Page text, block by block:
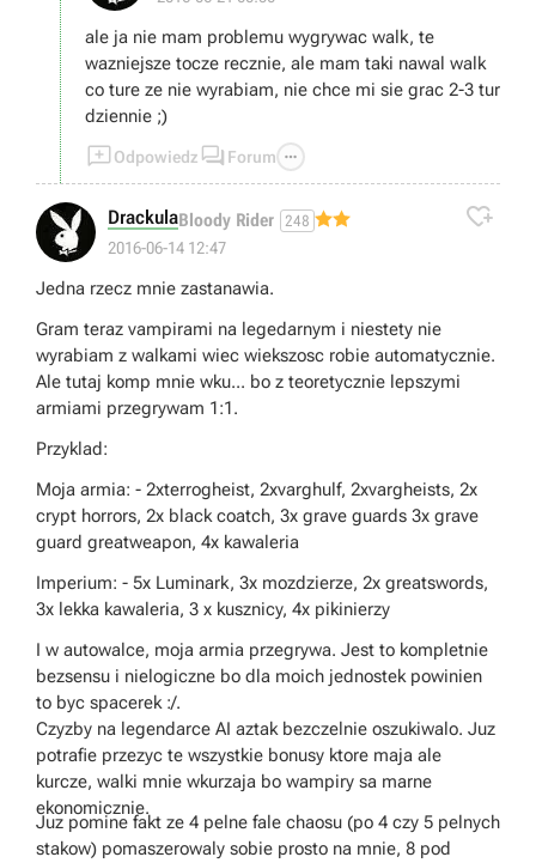
ale ja nie mam problemu wygrywac walk, te
wazniejsze tocze recznie, ale mam taki nawal walk
co ture ze nie wyrabiam, nie chce mi sie grac 2-3 tur
dziennie ;)
Odpowiedz  Forum 
DrackulaBloody Rider 248
2016-06-14 12:47

Jedna rzecz mnie zastanawia.
Gram teraz vampirami na legedarnym i niestety nie
wyrabiam z walkami wiec wiekszosc robie automatycznie.
Ale tutaj komp mnie wku... bo z teoretycznie lepszymi
armiami przegrywam 1:1.
Przyklad:
Moja armia: - 2xterrogheist, 2xvarghulf, 2xvargheists, 2x
crypt horrors, 2x black coatch, 3x grave guards 3x grave
guard greatweapon, 4x kawaleria
Imperium: - 5x Luminark, 3x mozdzierze, 2x greatswords,
3x lekka kawaleria, 3 x kusznicy, 4x pikinierzy
I w autowalce, moja armia przegrywa. Jest to kompletnie
bezsensu i nielogiczne bo dla moich jednostek powinien
to byc spacerek :/.
Czyzby na legendarce AI aztak bezczelnie oszukiwalo. Juz
potrafie przezyc te wszystkie bonusy ktore maja ale
kurcze, walki mnie wkurzaja bo wampiry sa marne
ekonomicznie.
Juz pomine fakt ze 4 pelne fale chaosu (po 4 czy 5 pelnych
stakow) pomaszerowaly sobie prosto na mnie, 8 pod